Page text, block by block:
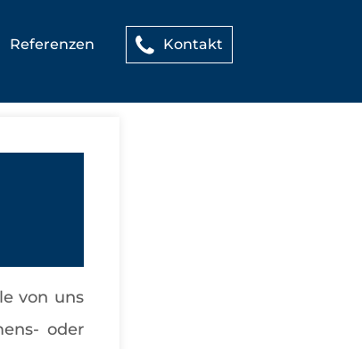
Referenzen Kontakt
von uns
oder